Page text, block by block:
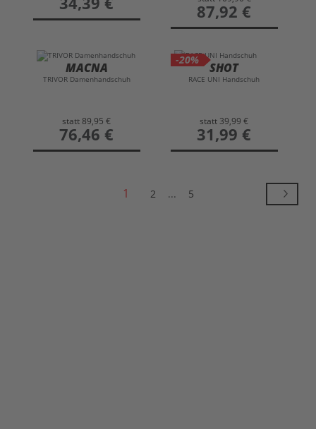
preis
87,92 €
MACNA
TRIVOR Damenhandschuh
statt89,95 €
preis
76,46 €
-20%
SHOT
RACE UNI Handschuh
statt 39,99 €
preis
31,99 €
1 2 ... 5